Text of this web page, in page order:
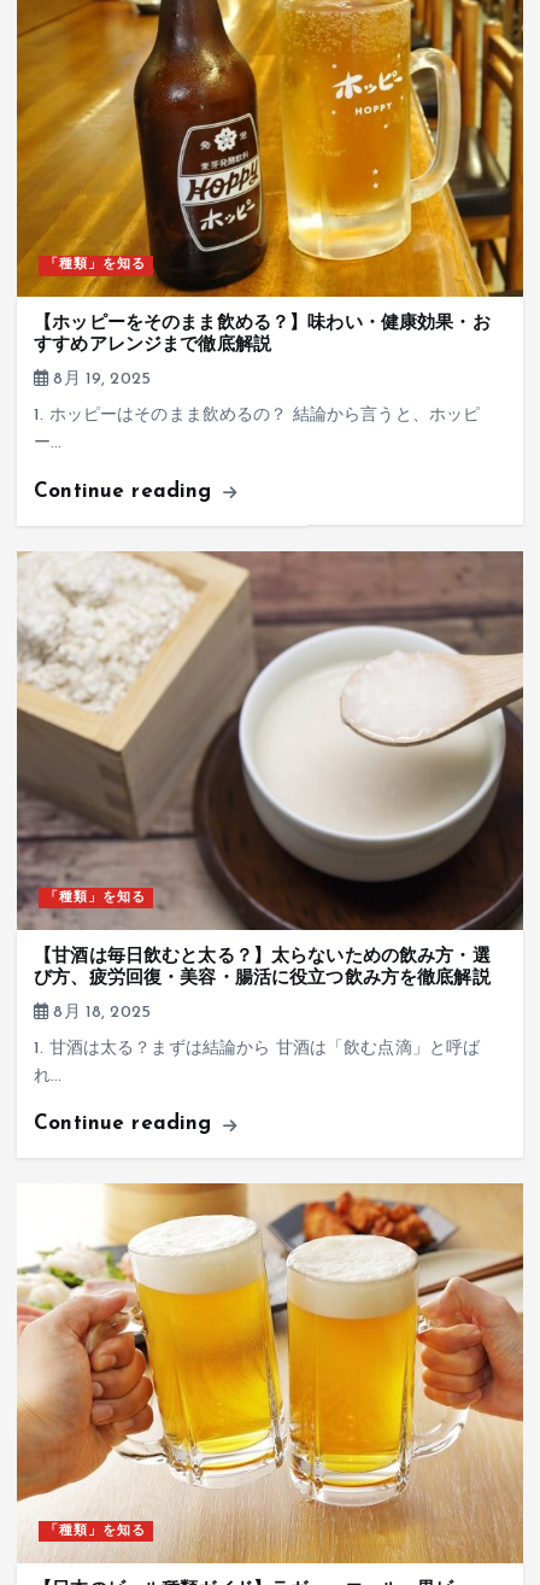
「種類」を知る
【ホッピーをそのまま飲める？】味わい・健康効果・お
すすめアレンジまで徹底解説
8月 19, 2025
1. ホッピーはそのまま飲めるの？ 結論から言うと、ホッピ
ー…
Continue reading
「種類」を知る
【甘酒は毎日飲むと太る？】太らないための飲み方・選
び方、疲労回復・美容・腸活に役立つ飲み方を徹底解説
8月 18, 2025
1. 甘酒は太る？まずは結論から 甘酒は「飲む点滴」と呼ば
れ…
Continue reading
「種類」を知る